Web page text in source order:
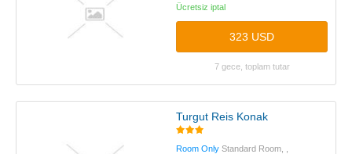
Ücretsiz iptal
323 USD
7 gece, toplam tutar
Turgut Reis Konak
Room Only Standard Room, ,